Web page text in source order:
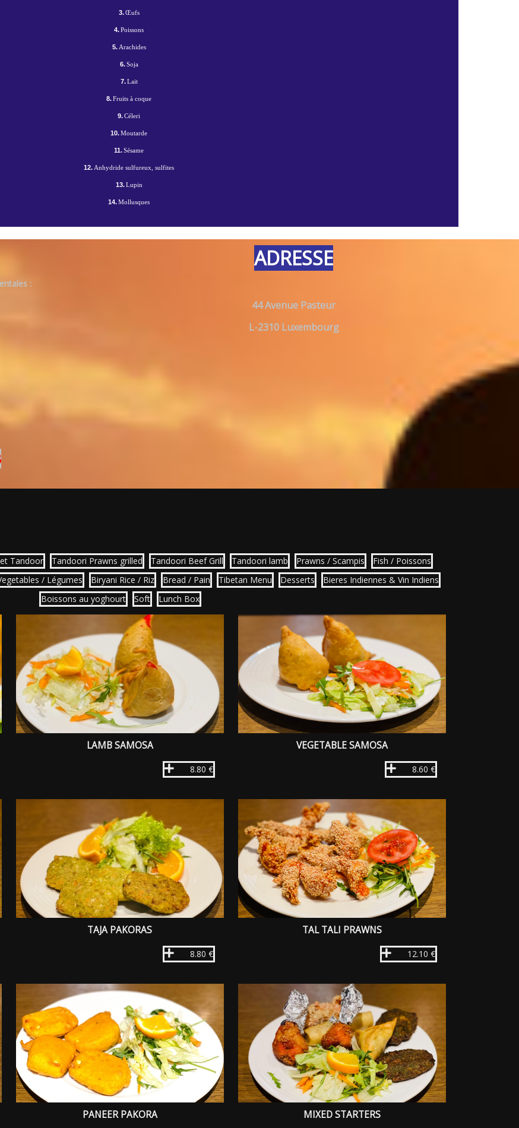
3.Œufs
4.Poissons
5.Arachides
6.Soja
7.Lait
8.Fruits à coque
9.Céleri
10.Moutarde
11.Sésame
12.Anhydride sulfureux, sulfites
13.Lupin
14.Mollusques
:
ADRESSE
44 Avenue Pasteur
L-2310 Luxembourg
Tandoor Tandoori Prawns grilled Tandoori Beef Grill Tandoori lamb Prawns / Scampis
Fish / Poissons
/ Légumes Biryani Rice / Riz Bread / Pain Tibetan Menu Desserts
Bieres Indiennes & Vin Indiens
Boissons au yoghourt
Soft Lunch Box
LAMB SAMOSA
8.80 €
VEGETABLE SAMOSA
8.60 €
TAJA PAKORAS
8.80 €
TAL TALI PRAWNS
12.10 €
PANEER PAKORA MIXED STARTERS